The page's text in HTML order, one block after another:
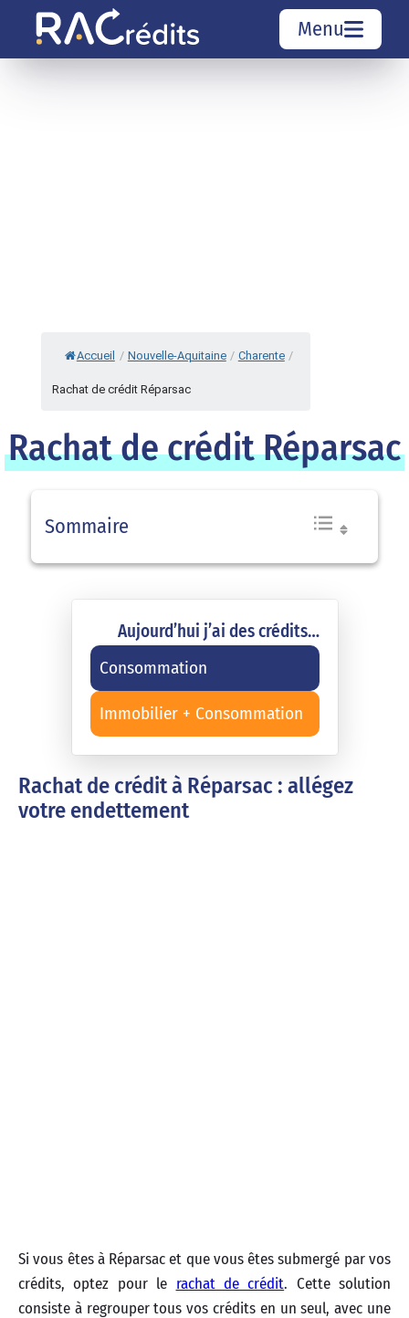
Menu
Accueil / Nouvelle-Aquitaine / Charente /
Rachat de crédit Réparsac
Rachat de crédit Réparsac
Sommaire
Aujourd’hui j’ai des crédits…
Consommation
Immobilier + Consommation
Rachat de crédit à Réparsac : allégez
votre endettement
Si vous êtes à Réparsac et que vous êtes submergé par vos
crédits, optez pour le rachat de crédit. Cette solution
consiste à regrouper tous vos crédits en un seul, avec une